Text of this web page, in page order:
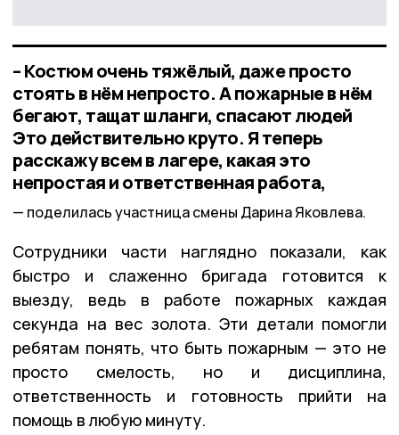
– Костюм очень тяжёлый, даже просто
стоять в нём непросто. А пожарные в нём
бегают, тащат шланги, спасают людей
Это действительно круто. Я теперь
расскажу всем в лагере, какая это
непростая и ответственная работа,
поделилась участница смены Дарина Яковлева.
Сотрудники части наглядно показали, как
быстро и слаженно бригада готовится к
выезду, ведь в работе пожарных каждая
секунда на вес золота. Эти детали помогли
ребятам понять, что быть пожарным — это не
просто смелость, но и дисциплина,
ответственность и готовность прийти на
помощь в любую минуту.